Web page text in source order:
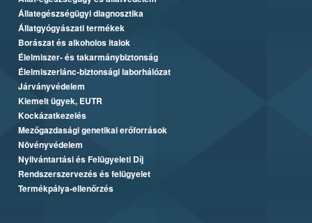
Állategészségügyi diagnosztika
Állatgyógyászati termékek
Borászat és alkoholos italok
Élelmiszer- és takarmánybiztonság
Élelmiszerlánc-biztonsági laborhálózat
Járványvédelem
Kiemelt ügyek, EUTR
Kockázatkezelés
Mezőgazdasági genetikai erőforrások
Növényvédelem
Nyilvántartási és Felügyeleti Díj
Rendszerszervezés és felügyelet
Termékpálya-ellenőrzés